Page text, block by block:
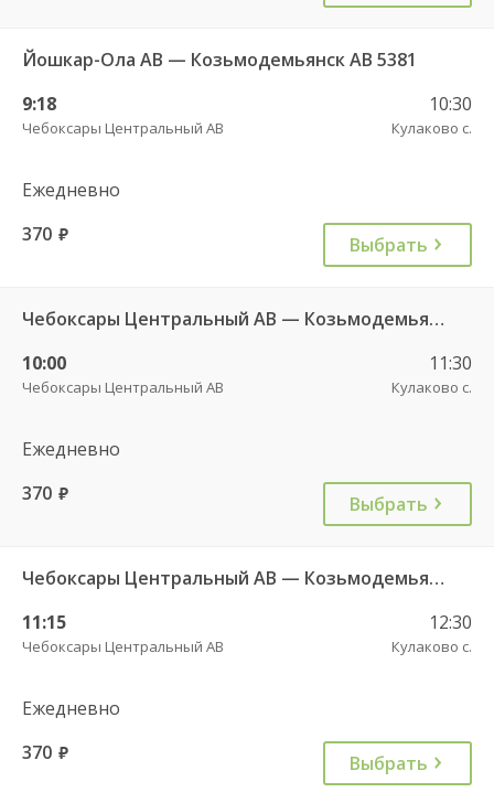
Йошкар-Ола АВ — Козьмодемьянск АВ 5381
9:18
Чебоксары Центральный АВ
10:30
Кулаково с.
Ежедневно
370 руб. Выбрать
Чебоксары Центральный АВ — Козьмодемьянск АВ 092
10:00
Чебоксары Центральный АВ
11:30
Кулаково с.
Ежедневно
370 руб. Выбрать
Чебоксары Центральный АВ — Козьмодемьянск АВ 2877
11:15
Чебоксары Центральный АВ
12:30
Кулаково с.
Ежедневно
370 руб. Выбрать